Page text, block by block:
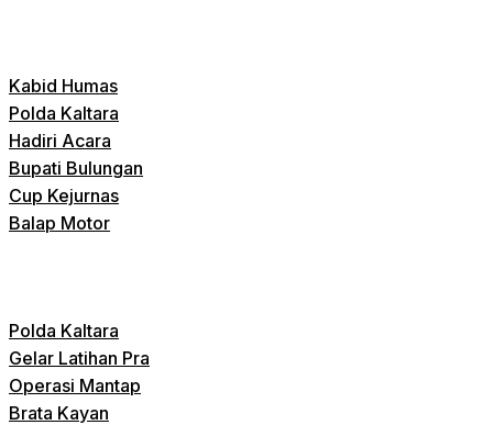
Kabid Humas
Polda Kaltara
Hadiri Acara
Bupati Bulungan
Cup Kejurnas
Balap Motor
Polda Kaltara
Gelar Latihan Pra
Operasi Mantap
Brata Kayan